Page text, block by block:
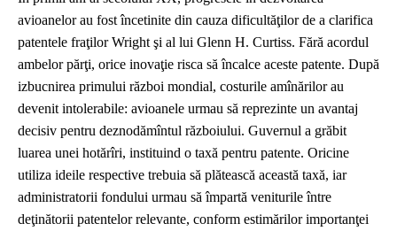
avioanelor au fost încetinite din cauza dificultăţilor de a clarifica
patentele fraţilor Wright şi al lui Glenn H. Curtiss. Fără acordul
ambelor părţi, orice inovaţie risca să încalce aceste patente. După
izbucnirea primului război mondial, costurile amînărilor au
devenit intolerabile: avioanele urmau să reprezinte un avantaj
decisiv pentru deznodămîntul războiului. Guvernul a grăbit
luarea unei hotărîri, instituind o taxă pentru patente. Oricine
utiliza ideile respective trebuia să plătească această taxă, iar
administratorii fondului urmau să împartă veniturile între
deţinătorii patentelor relevante, conform estimărilor importanţei